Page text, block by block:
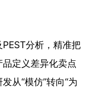
分析，精准把
定义差异化卖点
从“模仿”转向“为